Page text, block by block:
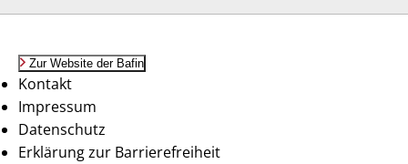
Zur Website der Bafin
Kontakt
Impressum
Datenschutz
Erklärung zur Barrierefreiheit